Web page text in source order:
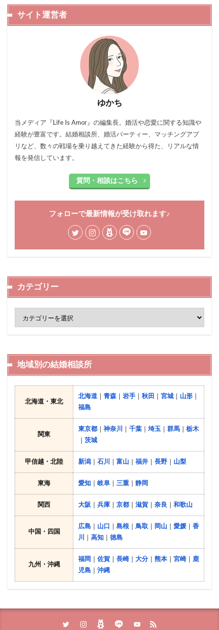
サイト運営者
ゆかち
当メディア『Life Is Amor』の編集長。婚活や恋愛に関する知識や
経験が豊富です。結婚相談所、婚活パーティー、マッチングアプ
リなど、数々の戦場を乗り越えてきた経験から得た、リアルな情
報を発信しています。
質問・相談はこちら
フォローで最新情報が受け取れます♪
カテゴリー
地域別の結婚相談所
北海道・東北
北海道 ｜ 青森 ｜ 岩手 ｜ 秋田 ｜ 宮城 ｜ 山形 ｜
福島
関東
東京都 ｜ 神奈川 ｜ 千葉 ｜ 埼玉 ｜ 群馬 ｜ 栃木
｜ 茨城
甲信越・北陸 新潟 ｜ 石川 ｜ 富山 ｜ 福井 ｜ 長野 ｜ 山梨
東海 愛知 ｜ 岐阜 ｜ 三重 ｜ 静岡
関西 大阪 ｜ 兵庫 ｜ 京都 ｜ 滋賀 ｜ 奈良 ｜ 和歌山
中国・四国
広島 ｜ 山口 ｜ 島根 ｜ 鳥取 ｜ 岡山 ｜ 愛媛 ｜ 香
川
｜ 高知 ｜ 徳島
九州・沖縄
福岡 ｜ 佐賀 ｜ 長崎｜ 大分 ｜ 熊本 ｜ 宮崎｜ 鹿
児島 ｜ 沖縄